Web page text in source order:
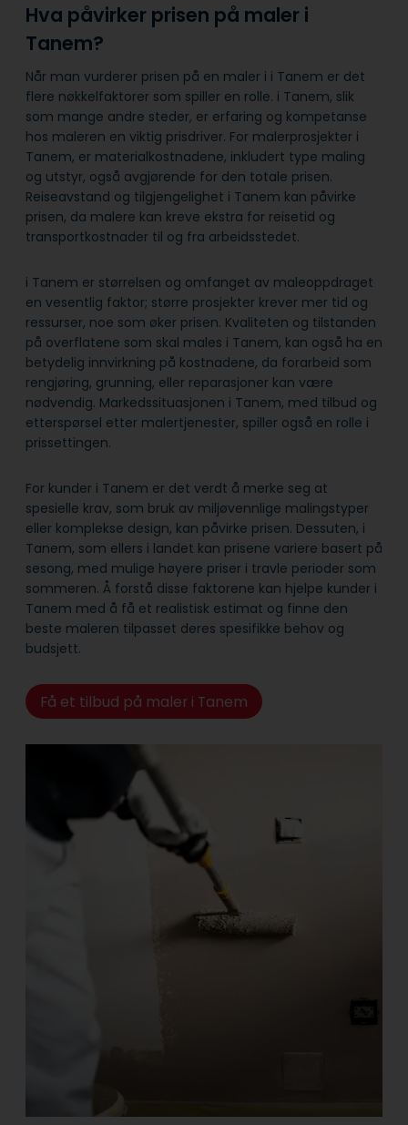
Hva påvirker prisen på maler i
Tanem?
Når man vurderer prisen på en maler i i Tanem er det
flere nøkkelfaktorer som spiller en rolle. i Tanem, slik
som mange andre steder, er erfaring og kompetanse
hos maleren en viktig prisdriver. For malerprosjekter i
Tanem, er materialkostnadene, inkludert type maling
og utstyr, også avgjørende for den totale prisen.
Reiseavstand og tilgjengelighet i Tanem kan påvirke
prisen, da malere kan kreve ekstra for reisetid og
transportkostnader til og fra arbeidsstedet.
i Tanem er størrelsen og omfanget av maleoppdraget
en vesentlig faktor; større prosjekter krever mer tid og
ressurser, noe som øker prisen. Kvaliteten og tilstanden
på overflatene som skal males i Tanem, kan også ha en
betydelig innvirkning på kostnadene, da forarbeid som
rengjøring, grunning, eller reparasjoner kan være
nødvendig. Markedssituasjonen i Tanem, med tilbud og
etterspørsel etter malertjenester, spiller også en rolle i
prissettingen.
For kunder i Tanem er det verdt å merke seg at
spesielle krav, som bruk av miljøvennlige malingstyper
eller komplekse design, kan påvirke prisen. Dessuten, i
Tanem, som ellers i landet kan prisene variere basert på
sesong, med mulige høyere priser i travle perioder som
sommeren. Å forstå disse faktorene kan hjelpe kunder i
Tanem med å få et realistisk estimat og finne den
beste maleren tilpasset deres spesifikke behov og
budsjett.
Få et tilbud på maler i Tanem